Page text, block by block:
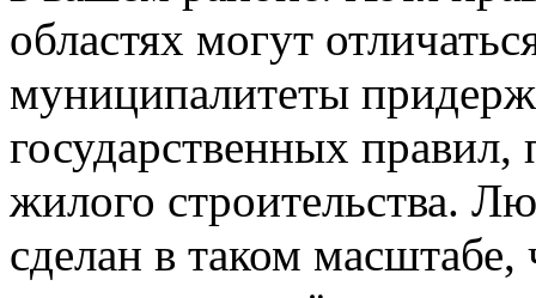
областях могут
муниципалитеты
государственных
жилого строительства.
сделан в таком